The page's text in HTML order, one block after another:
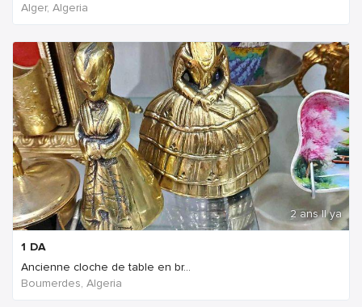
Alger, Algeria
2 ans Il ya
1 DA
Ancienne cloche de table en br...
Boumerdes, Algeria